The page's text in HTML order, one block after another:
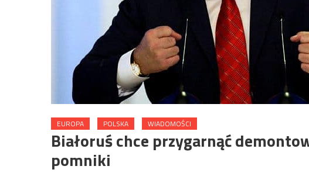
EUROPA POLSKA WIADOMOŚCI
Białoruś chce przygarnąć
pomniki